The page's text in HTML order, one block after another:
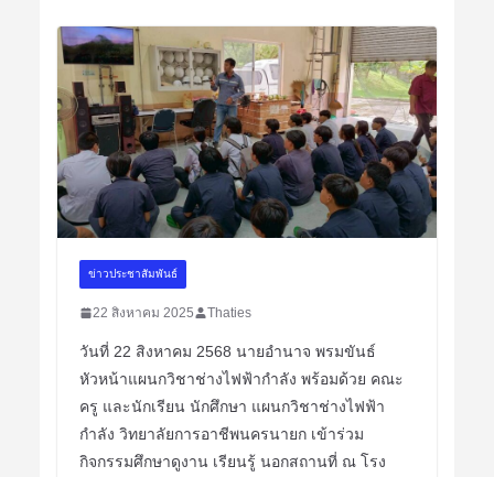
ข่าวประชาสัมพันธ์
22 สิงหาคม 2025 Thaties
วันที่ 22 สิงหาคม 2568 นายอำนาจ พรมขันธ์
หัวหน้าแผนกวิชาช่างไฟฟ้ากำลัง พร้อมด้วย คณะ
ครู และนักเรียน นักศึกษา แผนกวิชาช่างไฟฟ้า
กำลัง วิทยาลัยการอาชีพนครนายก เข้าร่วม
กิจกรรมศึกษาดูงาน เรียนรู้ นอกสถานที่ ณ โรง